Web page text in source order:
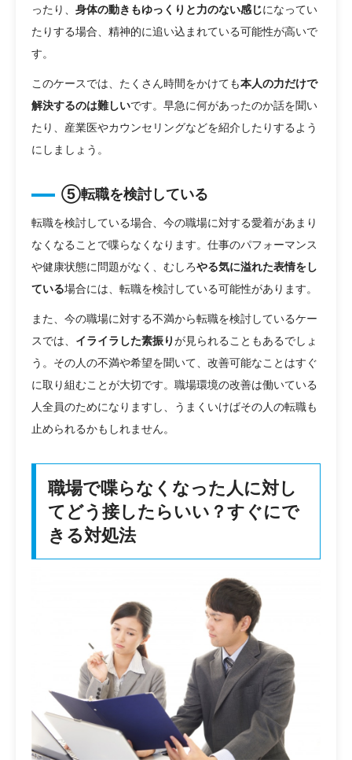
ったり、 身体の動きもゆっくりと力のない感じになってい
たりする場合、精神的に追い込まれている可能性が高いで
す。
このケースでは、たくさん時間をかけても本人の力だけで
解決するのは難しいです。早急に何があったのか話を聞い
たり、産業医やカウンセリングなどを紹介したりするよう
にしましょう。
⑤転職を検討している
転職を検討している場合、今の職場に対する愛着があまり
なくなることで喋らなくなります。仕事のパフォーマンス
や健康状態に問題がなく、むしろやる気に溢れた表情をし
ている場合には、転職を検討している可能性があります。
また、今の職場に対する不満から転職を検討しているケー
スでは、 イライラした素振りが見られることもあるでしょ
う。その人の不満や希望を聞いて、改善可能なことはすぐ
に取り組むことが大切です。職場環境の改善は働いている
人全員のためになりますし、うまくいけばその人の転職も
止められるかもしれません。
職場で喋らなくなった人に対し
てどう接したらいい？すぐにで
きる対処法